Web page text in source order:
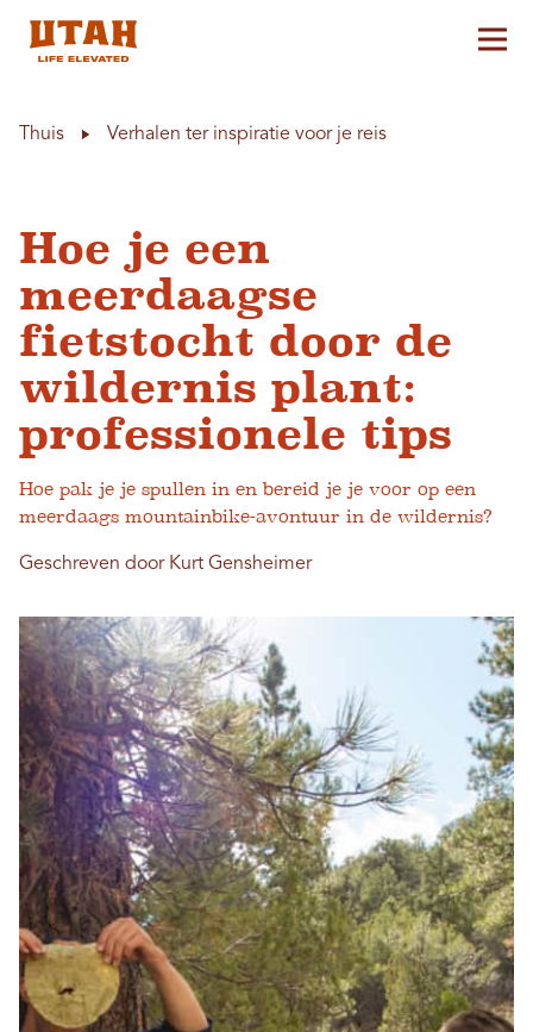
Thuis Verhalen ter inspiratie voor je reis
Hoe je een
meerdaagse
fietstocht door de
wildernis plant:
professionele tips
Hoe pak je je spullen in en bereid je je voor op een
meerdaags mountainbike-avontuur in de wildernis?
Geschreven door Kurt Gensheimer